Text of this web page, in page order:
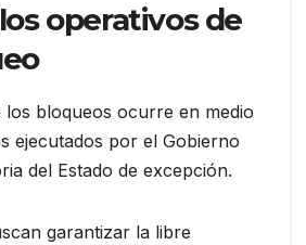
operativos de
los bloqueos ocurre en medio
ejecutados por el Gobierno
del Estado de excepción.
garantizar la libre